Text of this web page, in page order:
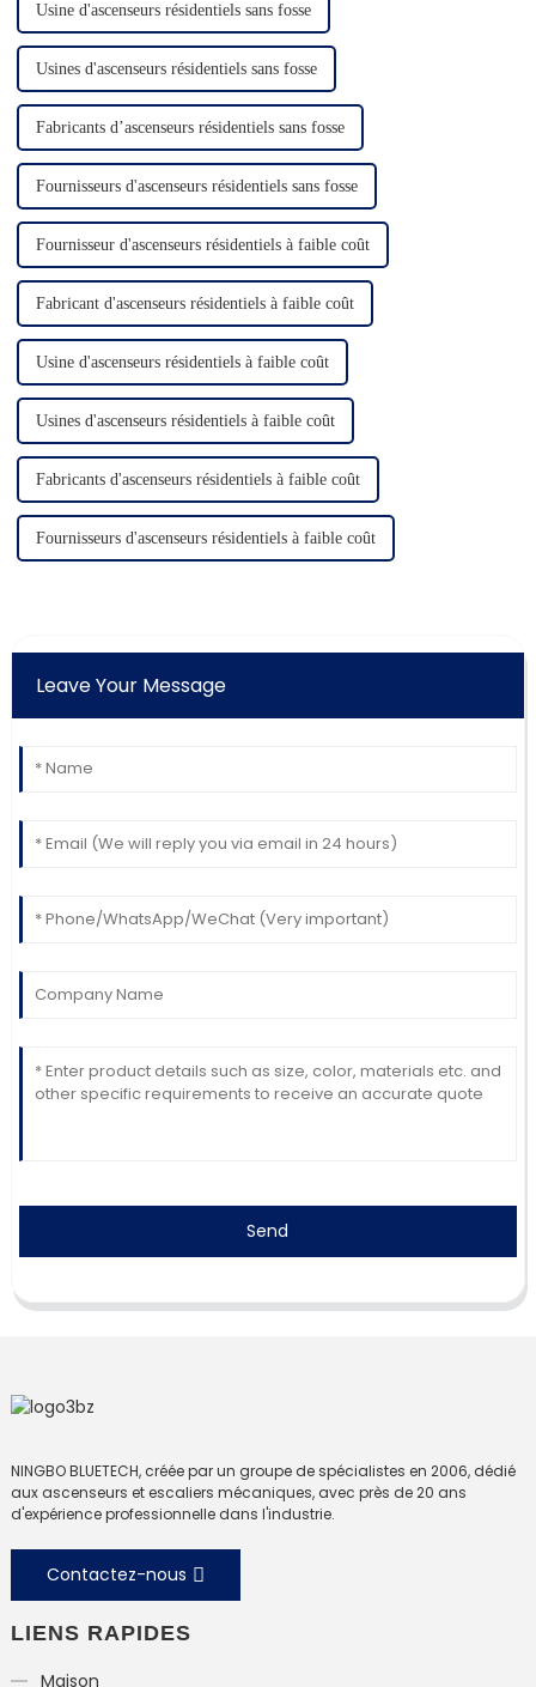
Usine d'ascenseurs résidentiels sans fosse
Usines d'ascenseurs résidentiels sans fosse
Fabricants d’ascenseurs résidentiels sans fosse
Fournisseurs d'ascenseurs résidentiels sans fosse
Fournisseur d'ascenseurs résidentiels à faible coût
Fabricant d'ascenseurs résidentiels à faible coût
Usine d'ascenseurs résidentiels à faible coût
Usines d'ascenseurs résidentiels à faible coût
Fabricants d'ascenseurs résidentiels à faible coût
Fournisseurs d'ascenseurs résidentiels à faible coût
Leave Your Message
Send
NINGBO BLUETECH, créée par un groupe de spécialistes en 2006, dédié
aux ascenseurs et escaliers mécaniques, avec près de 20 ans
d'expérience professionnelle dans l'industrie.
Contactez-nous
LIENS RAPIDES
Maison